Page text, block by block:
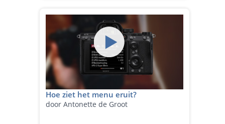
Hoe ziet het menu eruit?
door Antonette de Groot